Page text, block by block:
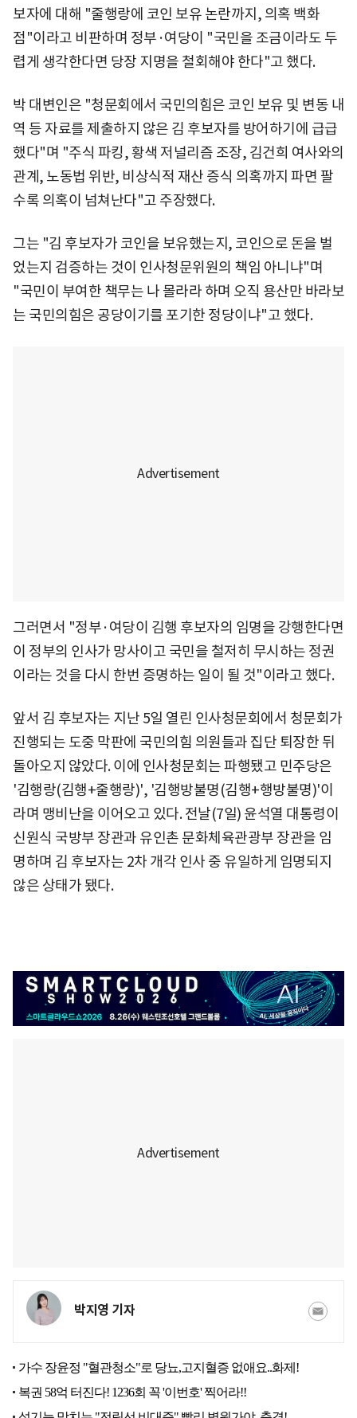
보자에 대해 "줄행랑에 코인 보유 논란까지, 의혹 백화
점"이라고 비판하며 정부·여당이 "국민을 조금이라도 두
렵게 생각한다면 당장 지명을 철회해야 한다"고 했다.
박 대변인은 "청문회에서 국민의힘은 코인 보유 및 변동 내
역 등 자료를 제출하지 않은 김 후보자를 방어하기에 급급
했다"며 "주식 파킹, 황색 저널리즘 조장, 김건희 여사와의
관계, 노동법 위반, 비상식적 재산 증식 의혹까지 파면 팔
수록 의혹이 넘쳐난다"고 주장했다.
그는 "김 후보자가 코인을 보유했는지, 코인으로 돈을 벌
었는지 검증하는 것이 인사청문위원의 책임 아니냐"며
"국민이 부여한 책무는 나 몰라라 하며 오직 용산만 바라보
는 국민의힘은 공당이기를 포기한 정당이냐"고 했다.
그러면서 "정부·여당이 김행 후보자의 임명을 강행한다면
이 정부의 인사가 망사이고 국민을 철저히 무시하는 정권
이라는 것을 다시 한번 증명하는 일이 될 것"이라고 했다.
앞서 김 후보자는 지난 5일 열린 인사청문회에서 청문회가
진행되는 도중 막판에 국민의힘 의원들과 집단 퇴장한 뒤
돌아오지 않았다. 이에 인사청문회는 파행됐고 민주당은
'김행랑(김행+줄행랑)', '김행방불명(김행+행방불명)'이
라며 맹비난을 이어오고 있다. 전날(7일) 윤석열 대통령이
신원식 국방부 장관과 유인촌 문화체육관광부 장관을 임
명하며 김 후보자는 2차 개각 인사 중 유일하게 임명되지
않은 상태가 됐다.
박지영 기자